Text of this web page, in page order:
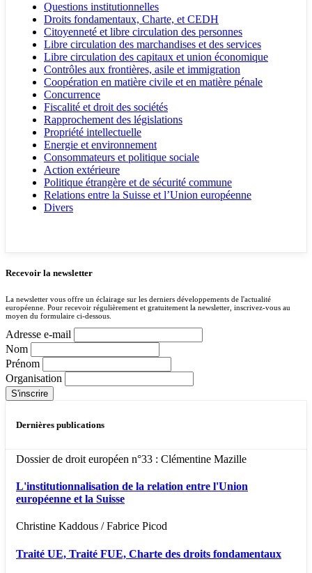
Questions institutionnelles
Droits fondamentaux, Charte, et CEDH
Citoyenneté et libre circulation des personnes
Libre circulation des marchandises et des services
Libre circulation des capitaux et union économique
Contrôles aux frontières, asile et immigration
Coopération en matière civile et en matière pénale
Concurrence
Fiscalité et droit des sociétés
Rapprochement des législations
Propriété intellectuelle
Energie et environnement
Consommateurs et politique sociale
Action extérieure
Politique étrangère et de sécurité commune
Relations entre la Suisse et l’Union européenne
Divers
Recevoir la newsletter
La newsletter vous offre un éclairage sur les derniers développements de l'actualité
européenne. Pour recevoir régulièrement et gratuitement la newsletter, inscrivez-vous au
moyen du formulaire ci-dessous.
Adresse e-mail
Nom
Prénom
Organisation
Dernières publications
Dossier de droit européen n°33 : Clémentine Mazille
L'institutionnalisation de la relation entre l'Union
européenne et la Suisse
Christine Kaddous / Fabrice Picod
Traité UE, Traité FUE, Charte des droits fondamentaux